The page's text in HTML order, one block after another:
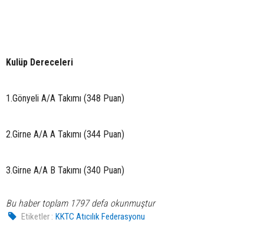
Kulüp Dereceleri
1.Gönyeli A/A Takımı (348 Puan)
2.Girne A/A A Takımı (344 Puan)
3.Girne A/A B Takımı (340 Puan)
Bu haber toplam 1797 defa okunmuştur
Etiketler : KKTC Atıcılık Federasyonu